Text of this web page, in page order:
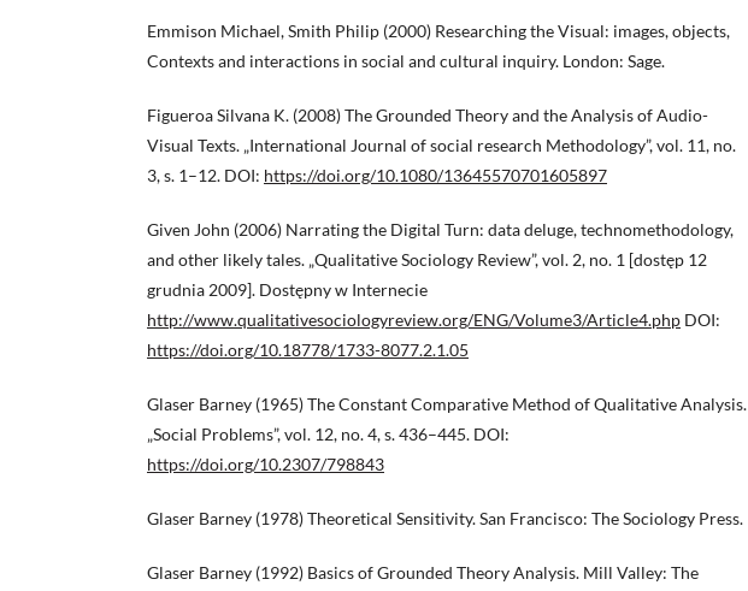
Emmison Michael, Smith Philip (2000) Researching the Visual: images, objects,
Contexts and interactions in social and cultural inquiry. London: Sage.
Figueroa Silvana K. (2008) The Grounded Theory and the Analysis of Audio-
Visual Texts. „International Journal of social research Methodology”, vol. 11, no.
3, s. 1–12. DOI: https://doi.org/10.1080/13645570701605897
Given John (2006) Narrating the Digital Turn: data deluge, technomethodology,
and other likely tales. „Qualitative Sociology Review”, vol. 2, no. 1 [dostęp 12
grudnia 2009]. Dostępny w Internecie
http://www.qualitativesociologyreview.org/ENG/Volume3/Article4.php DOI:
https://doi.org/10.18778/1733-8077.2.1.05
Glaser Barney (1965) The Constant Comparative Method of Qualitative Analysis.
„Social Problems”, vol. 12, no. 4, s. 436–445. DOI:
https://doi.org/10.2307/798843
Glaser Barney (1978) Theoretical Sensitivity. San Francisco: The Sociology Press.
Glaser Barney (1992) Basics of Grounded Theory Analysis. Mill Valley: The